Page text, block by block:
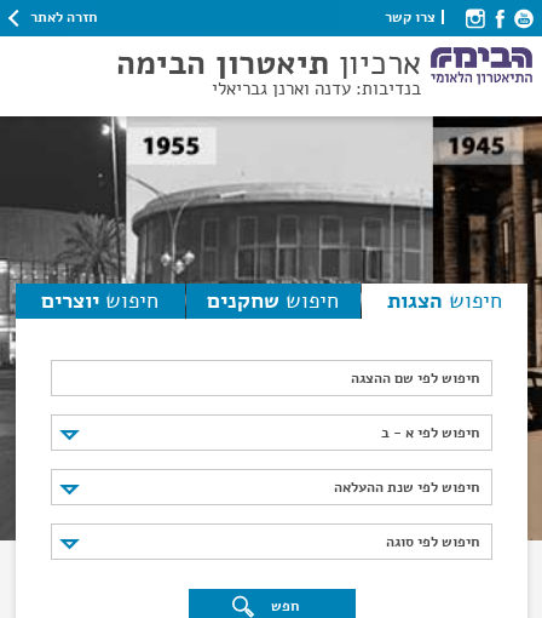
צרו קשר חזרה לאתר
ארכיון תיאטרון הבימה
בנדיבות: עדנה וארנן גבריאלי
חיפוש הצגות חיפוש שחקנים חיפוש יוצרים
חיפוש לפי שם ההצגה
חיפוש לפי א - ב
חיפוש לפי א - ב
חיפוש לפי שנת ההעלאה
חיפוש לפי שנת ההעלאה
חיפוש לפי סוגה
חיפוש לפי סוגה
חפש